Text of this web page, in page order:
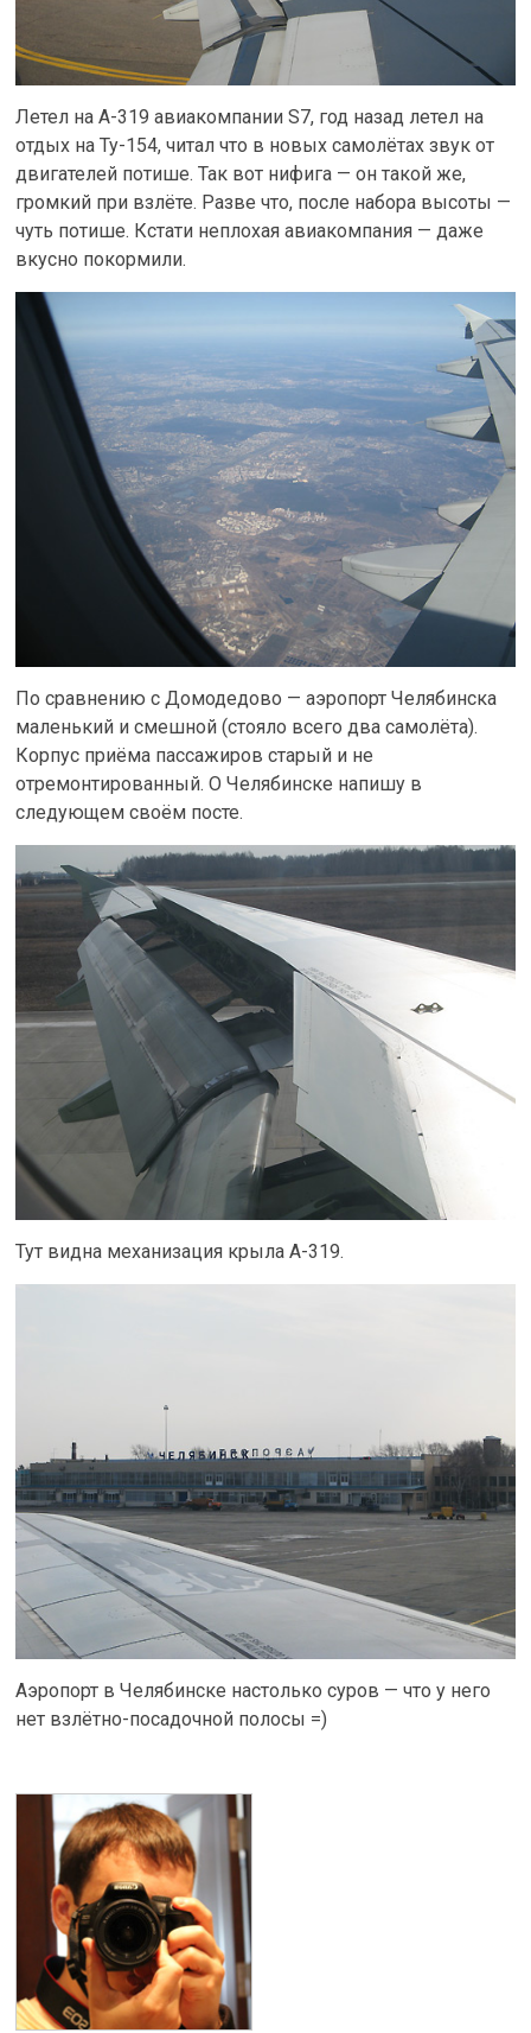
Летел на A-319 авиакомпании S7, год назад летел на
отдых на Ту-154, читал что в новых самолётах звук от
двигателей потише. Так вот нифига — он такой же,
громкий при взлёте. Разве что, после набора высоты —
чуть потише. Кстати неплохая авиакомпания — даже
вкусно покормили.
По сравнению с Домодедово — аэропорт Челябинска
маленький и смешной (стояло всего два самолёта).
Корпус приёма пассажиров старый и не
отремонтированный. О Челябинске напишу в
следующем своём посте.
Тут видна механизация крыла A-319.
Аэропорт в Челябинске настолько суров — что у него
нет взлётно-посадочной полосы =)